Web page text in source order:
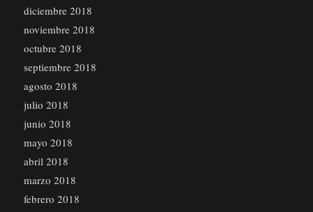
diciembre 2018
noviembre 2018
octubre 2018
septiembre 2018
agosto 2018
julio 2018
junio 2018
mayo 2018
abril 2018
marzo 2018
febrero 2018